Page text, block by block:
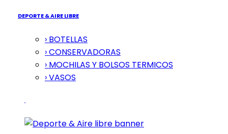
DEPORTE & AIRE LIBRE
› BOTELLAS
› CONSERVADORAS
› MOCHILAS Y BOLSOS TERMICOS
› VASOS